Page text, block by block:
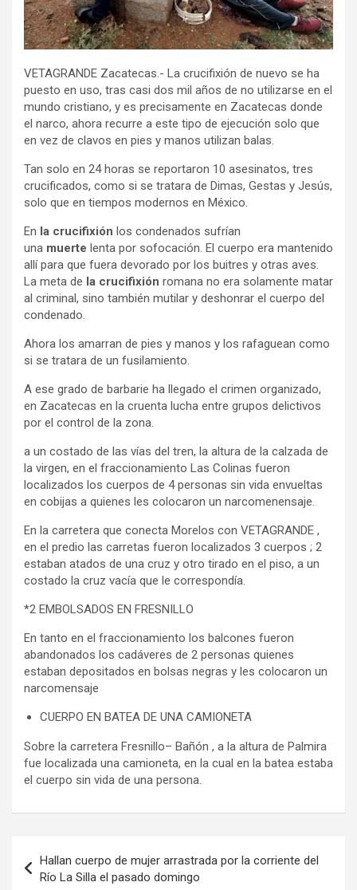
VETAGRANDE Zacatecas.- La crucifixión de nuevo se ha
puesto en uso, tras casi dos mil años de no utilizarse en el
mundo cristiano, y es precisamente en Zacatecas donde
el narco, ahora recurre a este tipo de ejecución solo que
en vez de clavos en pies y manos utilizan balas.
Tan solo en 24 horas se reportaron 10 asesinatos, tres
crucificados, como si se tratara de Dimas, Gestas y Jesús,
solo que en tiempos modernos en México.
En la crucifixión los condenados sufrían
una muerte lenta por sofocación. El cuerpo era mantenido
allí para que fuera devorado por los buitres y otras aves.
La meta de la crucifixión romana no era solamente matar
al criminal, sino también mutilar y deshonrar el cuerpo del
condenado.
Ahora los amarran de pies y manos y los rafaguean como
si se tratara de un fusilamiento.
A ese grado de barbarie ha llegado el crimen organizado,
en Zacatecas en la cruenta lucha entre grupos delictivos
por el control de la zona.
a un costado de las vías del tren, la altura de la calzada de
la virgen, en el fraccionamiento Las Colinas fueron
localizados los cuerpos de 4 personas sin vida envueltas
en cobijas a quienes les colocaron un narcomenensaje.
En la carretera que conecta Morelos con VETAGRANDE ,
en el predio las carretas fueron localizados 3 cuerpos ; 2
estaban atados de una cruz y otro tirado en el piso, a un
costado la cruz vacía que le correspondía.
*2 EMBOLSADOS EN FRESNILLO
En tanto en el fraccionamiento los balcones fueron
abandonados los cadáveres de 2 personas quienes
estaban depositados en bolsas negras y les colocaron un
narcomensaje
CUERPO EN BATEA DE UNA CAMIONETA
Sobre la carretera Fresnillo– Bañón , a la altura de Palmira
fue localizada una camioneta, en la cual en la batea estaba
el cuerpo sin vida de una persona.
de
Hallan cuerpo de mujer arrastrada por la corriente del
Río La Silla el pasado domingo